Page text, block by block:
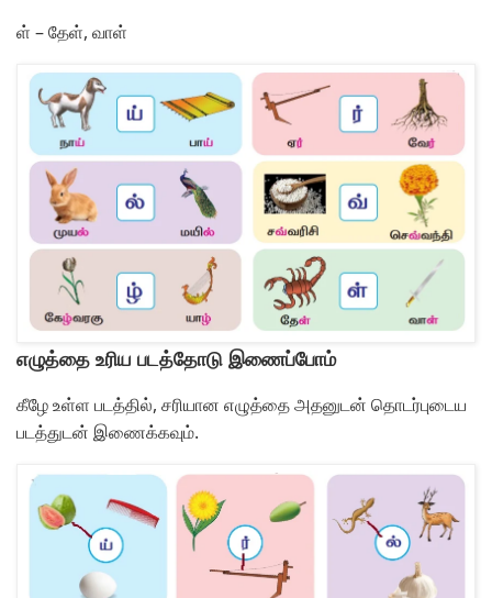
ள் – தேள், வாள்
எழுத்தை உரிய படத்தோடு இணைப்போம்
கீழே உள்ள படத்தில், சரியான எழுத்தை அதனுடன் தொடர்புடைய
படத்துடன் இணைக்கவும்.